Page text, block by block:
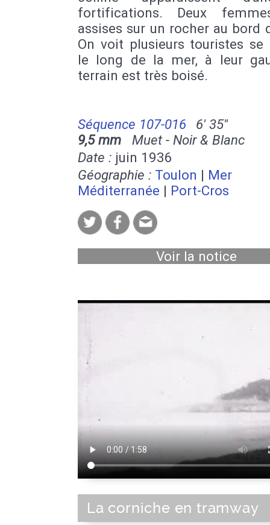
fortifications. Deux
assises sur un rocher au bord
On voit plusieurs touristes se
le long de la mer, à leur
terrain est très boisé.
Séquence 107-016
6' 35''
9,5 mm Muet - Noir & Blanc
Date : juin 1936
Géographie : Toulon | Mer
Méditerranée | Port-Cros
Voir la notice
La corniche en tramway